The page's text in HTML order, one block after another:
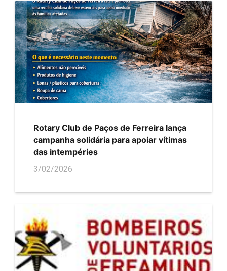
Rotary Club de Paços de Ferreira lança
campanha solidária para apoiar vítimas
das intempéries
3/02/2026